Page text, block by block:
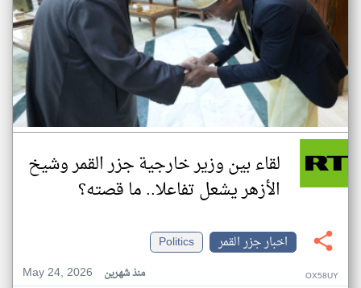
لقاء بين وزير خارجية جزر القمر وشيخ
الأزهر يشعل تفاعلا.. ما قصته؟
اخبار جزر القمر
Politics
May 24, 2026
منذ شهرين OX58UY